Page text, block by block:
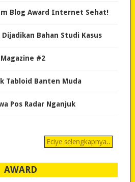
Blog Award Internet Sehat!
Bahan Studi Kasus
#2
Tabloid Banten Muda
Pos Radar Nganjuk
Eciye selengkapnya..
AWARD